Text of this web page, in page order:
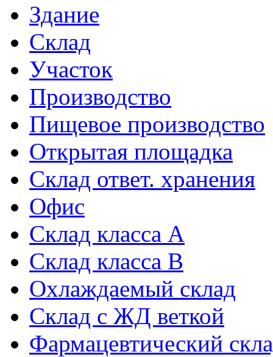
Здание
Склад
Участок
Производство
Пищевое производство
Открытая площадка
Склад ответ. хранения
Офис
Склад класса A
Склад класса B
Охлаждаемый склад
Склад с ЖД веткой
Фармацевтический